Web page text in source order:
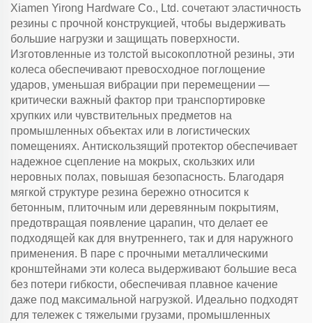
Xiamen Yirong Hardware Co., Ltd. сочетают эластичность
резины с прочной конструкцией, чтобы выдерживать
большие нагрузки и защищать поверхности.
Изготовленные из толстой высокоплотной резины, эти
колеса обеспечивают превосходное поглощение
ударов, уменьшая вибрации при перемещении —
критически важный фактор при транспортировке
хрупких или чувствительных предметов на
промышленных объектах или в логистических
помещениях. Антискользящий протектор обеспечивает
надежное сцепление на мокрых, скользких или
неровных полах, повышая безопасность. Благодаря
мягкой структуре резина бережно относится к
бетонным, плиточным или деревянным покрытиям,
предотвращая появление царапин, что делает ее
подходящей как для внутреннего, так и для наружного
применения. В паре с прочными металлическими
кронштейнами эти колеса выдерживают большие веса
без потери гибкости, обеспечивая плавное качение
даже под максимальной нагрузкой. Идеально подходят
для тележек с тяжелыми грузами, промышленных